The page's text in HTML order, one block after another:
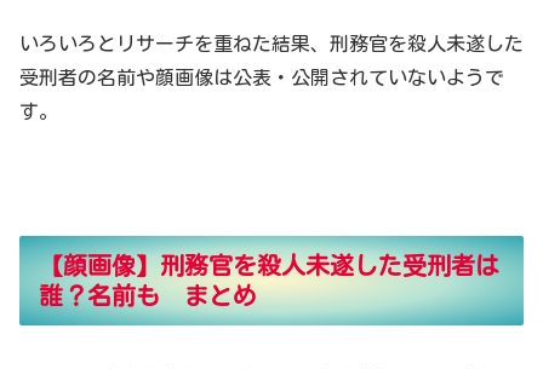
いろいろとリサーチを重ねた結果、刑務官を殺人未遂した
受刑者の名前や顔画像は公表・公開されていないようで
す。
【顔画像】刑務官を殺人未遂した受刑者は
誰？名前も まとめ